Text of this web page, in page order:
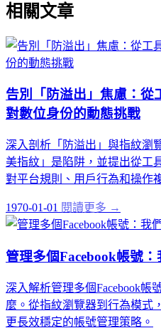
相關文章
告別「防溢出」焦慮：從
對數位身份的動態挑戰
深入剖析「防溢出」與指紋瀏
美指紋」是陷阱，並提出從工
對平台規則、用戶行為和操作
1970-01-01 閱讀更多 →
管理多個Facebook帳號
深入解析管理多個Facebook帳
麼。從指紋瀏覽器到行為模式
更長效穩定的帳號管理策略。